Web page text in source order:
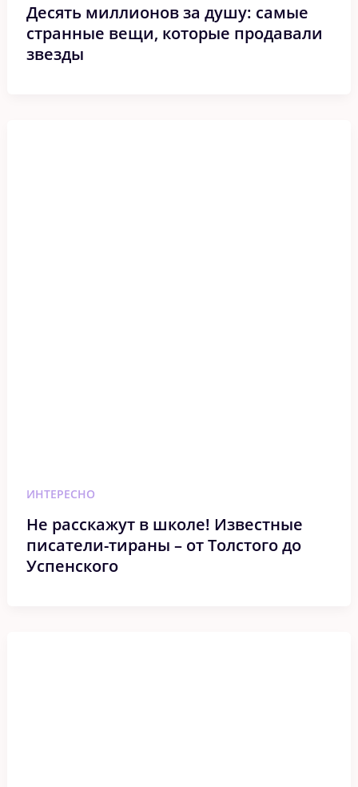
Десять миллионов за душу: самые
странные вещи, которые продавали
звезды
ИНТЕРЕСНО
Не расскажут в школе! Известные
писатели-тираны – от Толстого до
Успенского